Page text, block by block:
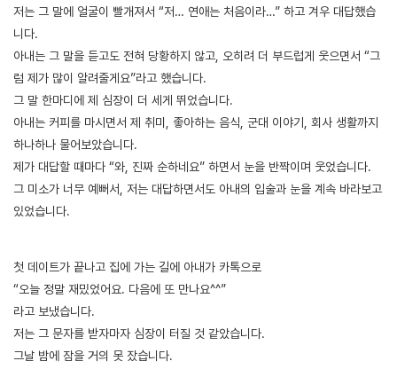
저는 그 말에 얼굴이 빨개져서 “저… 연애는 처음이라…” 하고 겨우 대답했습
니다.
아내는 그 말을 듣고도 전혀 당황하지 않고, 오히려 더 부드럽게 웃으면서 “그
럼 제가 많이 알려줄게요”라고 했습니다.
그 말 한마디에 제 심장이 더 세게 뛰었습니다.
아내는 커피를 마시면서 제 취미, 좋아하는 음식, 군대 이야기, 회사 생활까지
하나하나 물어보았습니다.
제가 대답할 때마다 “와, 진짜 순하네요” 하면서 눈을 반짝이며 웃었습니다.
그 미소가 너무 예뻐서, 저는 대답하면서도 아내의 입술과 눈을 계속 바라보고
있었습니다.
첫 데이트가 끝나고 집에 가는 길에 아내가 카톡으로
“오늘 정말 재밌었어요. 다음에 또 만나요^^”
라고 보냈습니다.
저는 그 문자를 받자마자 심장이 터질 것 같았습니다.
그날 밤에 잠을 거의 못 잤습니다.